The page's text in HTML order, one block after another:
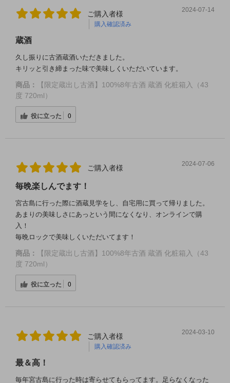
ご購入者様
購入確認済み
2024-07-14
蔵酒
久し振りに古酒蔵酒いただきました。
キリッと引き締まった味で美味しくいただいています。
商品：
【限定蔵出し古酒】100%8年古酒 蔵酒 化粧箱入（43
度 720ml）
役に立った 0
ご購入者様 2024-07-06
毎晩楽しんでます！
宮古島に行った際に酒蔵見学をし、自宅用に買って帰りました。
あまりの美味しさにあっという間になくなり、オンラインで購
入！
毎晩ロックで美味しくいただいてます！
商品：
【限定蔵出し古酒】100%8年古酒 蔵酒 化粧箱入（43
度 720ml）
役に立った 0
ご購入者様
購入確認済み
2024-03-10
最＆高！
毎年宮古島に行った時は寄らせてもらってます。足らなくなった